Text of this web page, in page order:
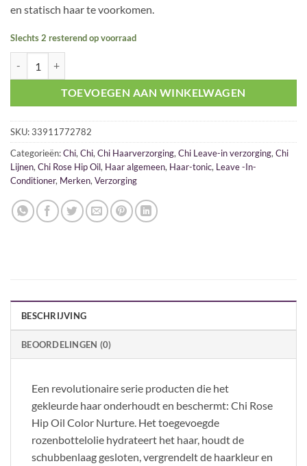
en statisch haar te voorkomen.
Slechts 2 resterend op voorraad
TOEVOEGEN AAN WINKELWAGEN
SKU:33911772782
Categorieën:Chi, Chi, Chi Haarverzorging, Chi Leave-in verzorging, Chi
Lijnen, Chi Rose Hip Oil, Haar algemeen, Haar-tonic, Leave -In-
Conditioner, Merken, Verzorging
BESCHRIJVING
BEOORDELINGEN (0)
Een revolutionaire serie producten die het
gekleurde haar onderhoudt en beschermt: Chi Rose
Hip Oil Color Nurture. Het toegevoegde
rozenbottelolie hydrateert het haar, houdt de
schubbenlaag gesloten, vergrendelt de haarkleur en